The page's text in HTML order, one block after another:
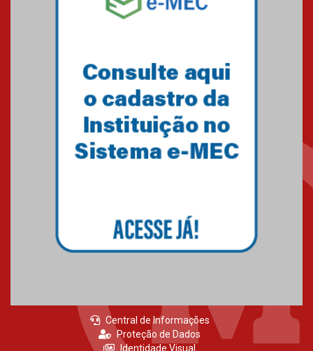
Central de Informações
Proteção de Dados
Identidade Visual